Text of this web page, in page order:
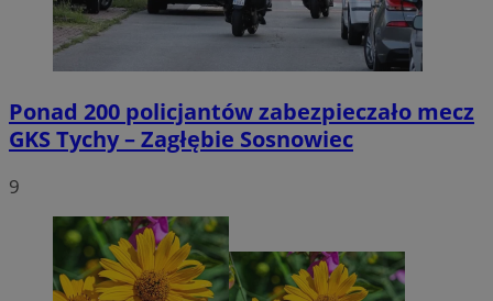
Ponad 200 policjantów zabezpieczało mecz
GKS Tychy – Zagłębie Sosnowiec
9